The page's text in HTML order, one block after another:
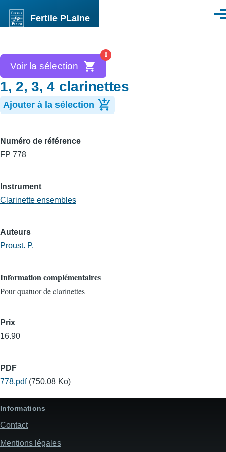
Fertile PLaine
0
Voir la sélection
1, 2, 3, 4 clarinettes
Ajouter à la sélection
Numéro de référence
FP 778
Instrument
Clarinette ensembles
Auteurs
Proust. P.
Information complémentaires
Pour quatuor de clarinettes
Prix
16.90
PDF
778.pdf (750.08 Ko)
Informations
Contact
Mentions légales